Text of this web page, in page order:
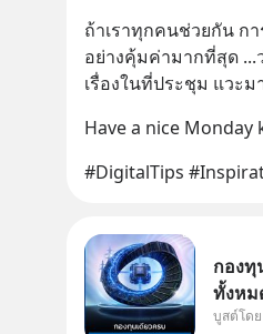
ถ้าเราทุกคนช่วยกัน ก
อย่างคุ้มค่ามากที่สุด
เรื่องในที่ประชุม แวะ
Have a nice Monday
#DigitalTips
กองทุ
ทั้งหม
บูสต์โด